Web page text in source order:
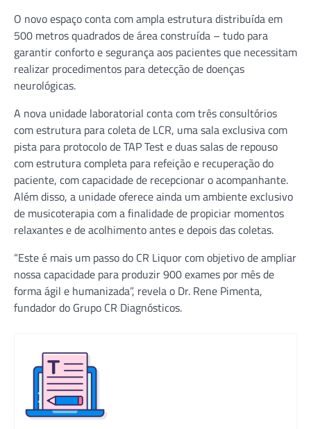
O novo espaço conta com ampla estrutura distribuída em
500 metros quadrados de área construída – tudo para
garantir conforto e segurança aos pacientes que necessitam
realizar procedimentos para detecção de doenças
neurológicas.
A nova unidade laboratorial conta com três consultórios
com estrutura para coleta de LCR, uma sala exclusiva com
pista para protocolo de TAP Test e duas salas de repouso
com estrutura completa para refeição e recuperação do
paciente, com capacidade de recepcionar o acompanhante.
Além disso, a unidade oferece ainda um ambiente exclusivo
de musicoterapia com a finalidade de propiciar momentos
relaxantes e de acolhimento antes e depois das coletas.
“Este é mais um passo do CR Liquor com objetivo de ampliar
nossa capacidade para produzir 900 exames por mês de
forma ágil e humanizada”, revela o Dr. Rene Pimenta,
fundador do Grupo CR Diagnósticos.